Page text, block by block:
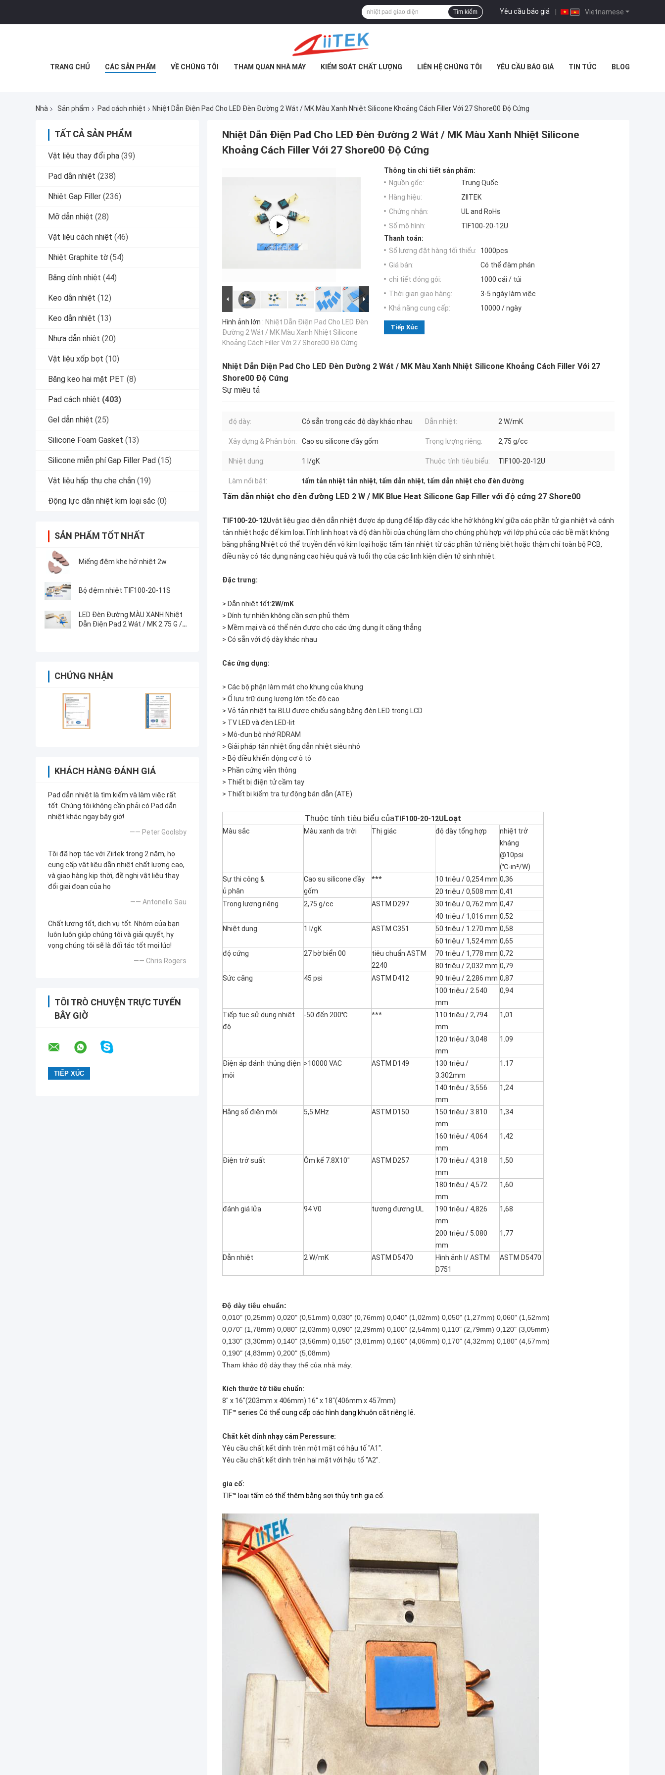
Vietnamese
Yêu cầu báo giá |
Tìm kiếm
TRANG CHỦ CÁC SẢN PHẨM VỀ CHÚNG TÔI THAM QUAN NHÀ MÁY KIỂM SOÁT CHẤT LƯỢNG LIÊN HỆ CHÚNG TÔI YÊU CẦU BÁO GIÁ TIN TỨC BLOG
Nhà Sản phẩm Pad cách nhiệt Nhiệt Dẫn Điện Pad Cho LED Đèn Đường 2 Wát / MK Màu Xanh Nhiệt Silicone Khoảng Cách Filler Với 27 Shore00 Độ Cứng
TẤT CẢ SẢN PHẨM
Vật liệu thay đổi pha (39)
Pad dẫn nhiệt (238)
Nhiệt Gap Filler (236)
Mỡ dẫn nhiệt (28)
Vật liệu cách nhiệt (46)
Nhiệt Graphite tờ (54)
Băng dính nhiệt (44)
Keo dẫn nhiệt (12)
Keo dẫn nhiệt (13)
Nhựa dẫn nhiệt (20)
Vật liệu xốp bọt (10)
Băng keo hai mặt PET (8)
Pad cách nhiệt (403)
Gel dẫn nhiệt (25)
Silicone Foam Gasket (13)
Silicone miễn phí Gap Filler Pad (15)
Vật liệu hấp thụ che chắn (19)
Động lực dẫn nhiệt kim loại sắc (0)
SẢN PHẨM TỐT NHẤT
Miếng đệm khe hở nhiệt 2w
Bộ đệm nhiệt TIF100-20-11S
LED Đèn Đường MÀU XANH Nhiệt
Dẫn Điện Pad 2 Wát / MK 2.75 G /
CHỨNG NHẬN
KHÁCH HÀNG ĐÁNH GIÁ
Pad dẫn nhiệt là tìm kiếm và làm việc rất
tốt. Chúng tôi không cần phải có Pad dẫn
nhiệt khác ngay bây giờ!
—— Peter Goolsby
Tôi đã hợp tác với Ziitek trong 2 năm, họ
cung cấp vật liệu dẫn nhiệt chất lượng cao,
và giao hàng kịp thời, đề nghị vật liệu thay
đổi giai đoạn của họ
—— Antonello Sau
Chất lượng tốt, dịch vụ tốt. Nhóm của bạn
luôn luôn giúp chúng tôi và giải quyết, hy
vọng chúng tôi sẽ là đối tác tốt mọi lúc!
—— Chris Rogers
TÔI TRÒ CHUYỆN TRỰC TUYẾN
BÂY GIỜ
Nhiệt Dẫn Điện Pad Cho LED Đèn Đường 2 Wát / MK Màu Xanh Nhiệt Silicone
Khoảng Cách Filler Với 27 Shore00 Độ Cứng
Hình ảnh lớn : Nhiệt Dẫn Điện Pad Cho LED Đèn
Đường 2 Wát / MK Màu Xanh Nhiệt Silicone
Khoảng Cách Filler Với 27 Shore00 Độ Cứng
Thông tin chi tiết sản phẩm:
Nguồn gốc:
Trung Quốc
Hàng hiệu:
ZIITEK
Chứng nhận:
UL and RoHs
Số mô hình:
TIF100-20-12U
Thanh toán:
Số lượng đặt hàng tối thiểu:
1000pcs
Giá bán:
Có thể đàm phán
chi tiết đóng gói:
1000 cái / túi
Thời gian giao hàng:
3-5 ngày làm việc
Khả năng cung cấp:
10000 / ngày
Tiếp Xúc
Nhiệt Dẫn Điện Pad Cho LED Đèn Đường 2 Wát / MK Màu Xanh Nhiệt Silicone Khoảng Cách Filler Với 27
Shore00 Độ Cứng
Sự miêu tả
độ dày: Có sẵn trong các độ dày khác nhau Dẫn nhiệt: 2 W/mK
Xây dựng & Phân bón: Cao su silicone đầy gốm Trọng lượng riêng: 2,75 g/cc
Nhiệt dung: 1 l/gK Thuộc tính tiêu biểu: TIF100-20-12U
Làm nổi bật: tấm tản nhiệt tản nhiệt, tấm dẫn nhiệt, tấm dẫn nhiệt cho đèn đường
Tấm dẫn nhiệt cho đèn đường LED 2 W / MK Blue Heat Silicone Gap Filler với độ cứng 27 Shore00
TIF100-20-12Uvật liệu giao diện dẫn nhiệt được áp dụng để lấp đầy các khe hở không khí giữa các phần tử gia nhiệt và cánh
tản nhiệt hoặc đế kim loại.Tính linh hoạt và độ đàn hồi của chúng làm cho chúng phù hợp với lớp phủ của các bề mặt không
bằng phẳng.Nhiệt có thể truyền đến vỏ kim loại hoặc tấm tản nhiệt từ các phần tử riêng biệt hoặc thậm chí toàn bộ PCB,
điều này có tác dụng nâng cao hiệu quả và tuổi thọ của các linh kiện điện tử sinh nhiệt.
Đặc trưng:
> Dẫn nhiệt tốt:2W/mK
> Dính tự nhiên không cần sơn phủ thêm
> Mềm mại và có thể nén được cho các ứng dụng ít căng thẳng
> Có sẵn với độ dày khác nhau
Các ứng dụng:
> Các bộ phận làm mát cho khung của khung
> Ổ lưu trữ dung lượng lớn tốc độ cao
> Vỏ tản nhiệt tại BLU được chiếu sáng bằng đèn LED trong LCD
> TV LED và đèn LED-lit
> Mô-đun bộ nhớ RDRAM
> Giải pháp tản nhiệt ống dẫn nhiệt siêu nhỏ
> Bộ điều khiển động cơ ô tô
> Phần cứng viễn thông
> Thiết bị điện tử cầm tay
> Thiết bị kiểm tra tự động bán dẫn (ATE)
Thuộc tính tiêu biểu củaTIF100-20-12ULoạt
Màu sắc Màu xanh da trời Thị giác độ dày tổng hợp
nhiệt trở
kháng
@10psi
(℃-in²/W)
Sự thi công &
ủ phân
Cao su silicone đầy
gốm
*** 10 triệu / 0,254 mm 0,36
20 triệu / 0,508 mm 0,41
Trọng lượng riêng
2,75 g/cc ASTM D297 30 triệu / 0,762 mm 0,47
40 triệu / 1,016 mm 0,52
Nhiệt dung
1 l/gK ASTM C351 50 triệu / 1.270 mm 0,58
60 triệu / 1,524 mm 0,65
độ cứng
27 bờ biển 00
tiêu chuẩn ASTM
2240
70 triệu / 1,778 mm 0,72
80 triệu / 2,032 mm 0,79
Sức căng
45 psi ASTM D412 90 triệu / 2,286 mm 0,87
100 triệu / 2.540
mm
0,94
Tiếp tục sử dụng nhiệt
độ
-50 đến 200℃ ***
110 triệu / 2,794
mm
1,01
120 triệu / 3,048
mm
1.09
Điện áp đánh thủng điện
môi
>10000 VAC ASTM D149
130 triệu /
3.302mm
1.17
140 triệu / 3,556
mm
1,24
Hằng số điện môi 5,5 MHz ASTM D150
150 triệu / 3.810
mm
1,34
160 triệu / 4,064
mm
1,42
Điện trở suất Ôm kế 7.8X10" ASTM D257
170 triệu / 4,318
mm
1,50
180 triệu / 4,572
mm
1,60
đánh giá lửa 94 V0 tương đương UL
190 triệu / 4,826
mm
1,68
200 triệu / 5.080
mm
1,77
Dẫn nhiệt 2 W/mK ASTM D5470
Hình ảnh l/ ASTM
D751
ASTM D5470
Độ dày tiêu chuẩn:
0,010" (0,25mm) 0,020" (0,51mm) 0,030" (0,76mm) 0,040" (1,02mm) 0,050" (1,27mm) 0,060" (1,52mm)
0,070" (1,78mm) 0,080" (2,03mm) 0,090" (2,29mm) 0,100" (2,54mm) 0,110" (2,79mm) 0,120" (3,05mm)
0,130" (3,30mm) 0,140" (3,56mm) 0,150" (3,81mm) 0,160" (4,06mm) 0,170" (4,32mm) 0,180" (4,57mm)
0,190" (4,83mm) 0,200" (5,08mm)
Tham khảo độ dày thay thế của nhà máy.
Kích thước tờ tiêu chuẩn:
8" x 16"(203mm x 406mm) 16" x 18"(406mm x 457mm)
TIF™ series Có thể cung cấp các hình dạng khuôn cắt riêng lẻ.
Chất kết dính nhạy cảm Peressure:
Yêu cầu chất kết dính trên một mặt có hậu tố "A1".
Yêu cầu chất kết dính trên hai mặt với hậu tố "A2".
gia cố:
TIF™ loại tấm có thể thêm bằng sợi thủy tinh gia cố.